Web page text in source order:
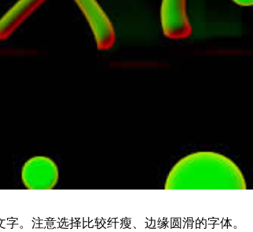
注意选择比较纤瘦、边缘圆滑的字体。